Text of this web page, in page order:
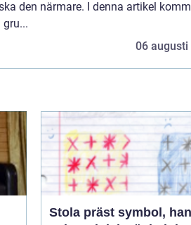
den närmare. I denna artikel
06 augusti
Stola präst symbol, hantverk